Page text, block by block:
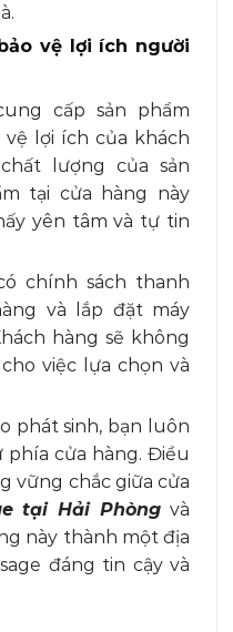
vệ lợi ích người
cấp sản phẩm
lợi ích của khách
lượng của sản
tại cửa hàng này
yên tâm và tự tin
chính sách thanh
và lắp đặt máy
hàng sẽ không
việc lựa chọn và
phát sinh, bạn luôn
cửa hàng. Điều
vững chắc giữa cửa
tại Hải Phòng và
này thành một địa
đáng tin cậy và